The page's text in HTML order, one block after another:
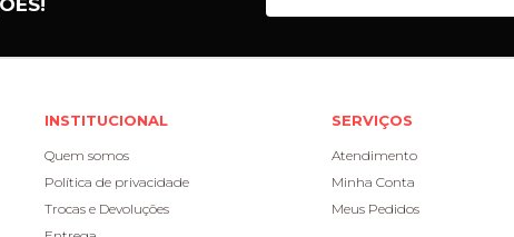
INSTITUCIONAL
Quem somos
Política de privacidade
Trocas e Devoluções
SERVIÇOS
Atendimento
Minha Conta
Meus Pedidos